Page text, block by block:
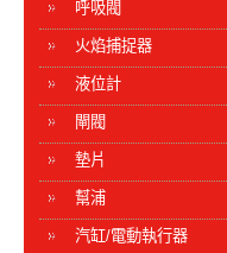
呼吸閥
火焰捕捉器
液位計
閘閥
墊片
幫浦
汽缸/電動執行器